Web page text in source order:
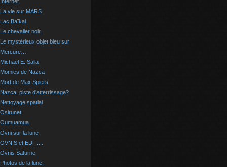
La vie sur MARS
Lac Baïkal
Le chevalier noir.
Le mystérieux objet bleu sur
Mercure…
Michael E. Salla
Momies de Nazca
Mort de Max Spiers
Nazca: piste d'atterrissage?
Nettoyage spatial
Osirunet
Oumuamua
Ovni sur la lune
OVNIS et EDF.....
Ovnis Saturne
Photos de la lune.